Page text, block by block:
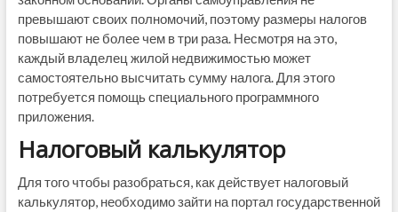
превышают своих полномочий, поэтому размеры налогов
повышают не более чем в три раза. Несмотря на это,
каждый владелец жилой недвижимостью может
самостоятельно высчитать сумму налога. Для этого
потребуется помощь специального программного
приложения.
Налоговый калькулятор
Для того чтобы разобраться, как действует налоговый
калькулятор, необходимо зайти на портал государственной